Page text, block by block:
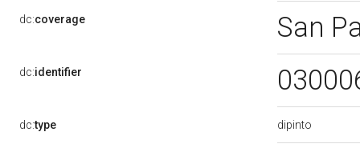
dc:coverage San
dc:identifier
dc:type dipinto